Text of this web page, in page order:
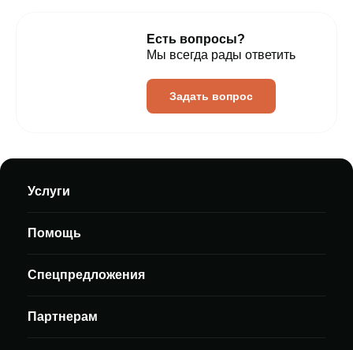
Есть вопросы?
Мы всегда рады ответить
Задать вопрос
Услуги
Помощь
Спецпредложения
Партнерам